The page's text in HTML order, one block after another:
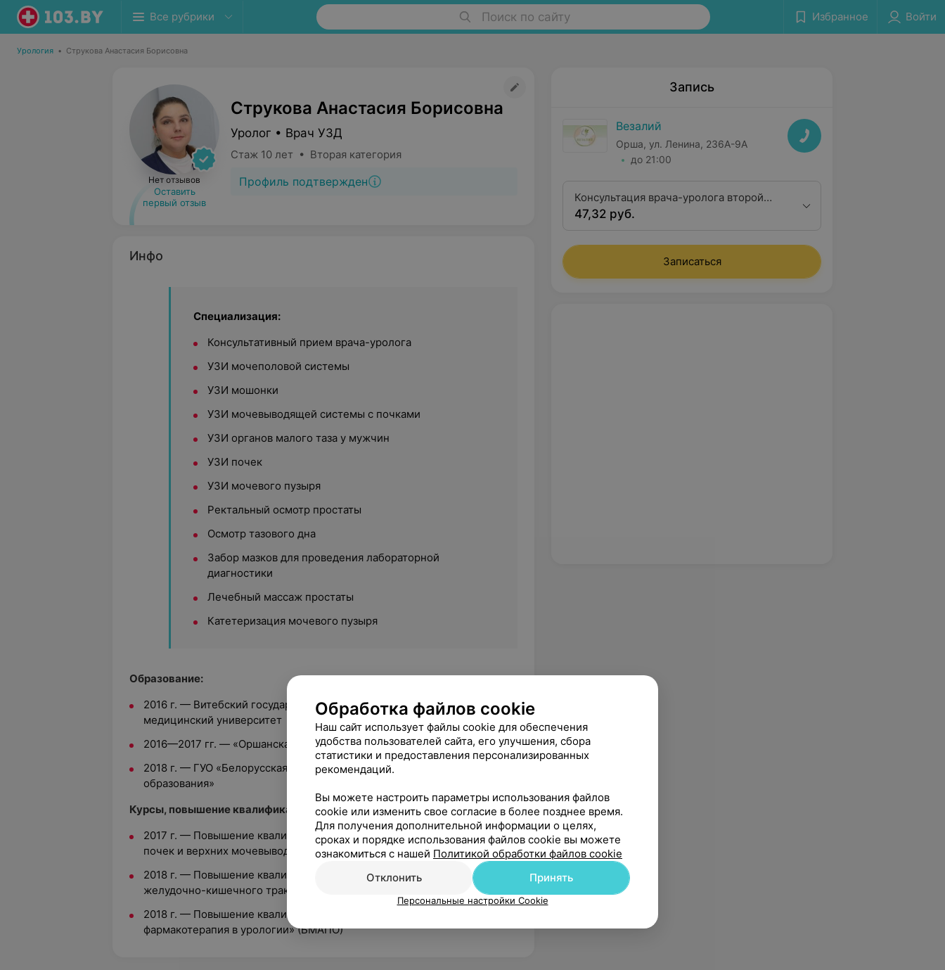
Все рубрики Поиск по сайту Избранное Войти
Урология • Струкова Анастасия Борисовна
Нет отзывов
Оставить
первый отзыв
Струкова Анастасия Борисовна
Уролог • Врач УЗД
Стаж 10 лет • Вторая категория
Профиль подтвержден
Инфо
Специализация:
Консультативный прием врача-уролога
УЗИ мочеполовой системы
УЗИ мошонки
УЗИ мочевыводящей системы с почками
УЗИ органов малого таза у мужчин
УЗИ почек
УЗИ мочевого пузыря
Ректальный осмотр простаты
Осмотр тазового дна
Забор мазков для проведения лабораторной
диагностики
Лечебный массаж простаты
Катетеризация мочевого пузыря
Образование:
2016 г. — Витебский государственный ордена Дружбы народов
медицинский университет
2016—2017 гг. — «Оршанская центральная поликлиника», интернатура
2018 г. — ГУО «Белорусская медицинская академия последипломного
образования»
Курсы, повышение квалификации:
2017 г. — Повышение квалификации«Воспалительные заболевания
почек и верхних мочевыводящих путей. МКБ» (БМАПО)
2018 г. — Повышение квалификации
«Неотложная хирургия органов
желудочно-кишечного тракта» (БМАПО)
2018 г. — Повышение квалификации
фармакотерапия в урологии» (БМАПО)
Запись
Везалий
Орша, ул. Ленина, 236А-9А
до 21:00
Консультация врача-уролога второй
квалификационной категории
47,32 руб.
Записаться
Обработка файлов cookie
Наш сайт использует файлы cookie для обеспечения
удобства пользователей сайта, его улучшения, сбора
статистики и предоставления персонализированных
рекомендаций.
Вы можете настроить параметры использования файлов
cookie или изменить свое согласие в более позднее время.
Для получения дополнительной информации о целях,
сроках и порядке использования файлов cookie вы можете
ознакомиться с нашей Политикой обработки файлов cookie
Отклонить
Принять
Персональные настройки Cookie